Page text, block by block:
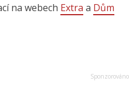
na webech Extra a Dům